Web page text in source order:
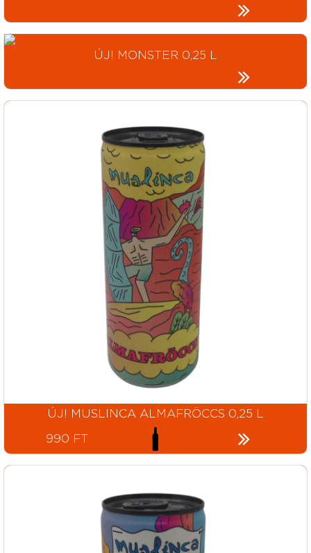
ÚJ! MONSTER 0,25 L
ÚJ! MUSLINCA ALMAFRÖCCS 0,25 L
990 FT